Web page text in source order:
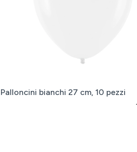
Palloncini bianchi 27 cm, 10 pezzi